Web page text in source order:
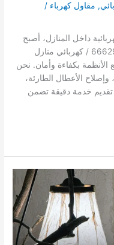
, مقاول كهرباء /
داخل المنازل، أصبح
الاعتماد على فني كهربائي الكويت / 66629504 / كهربائي منازل
بكفاءة وأمان. نحن
وإصلاح الأعطال الطارئة،
تقديم خدمة دقيقة تضمن